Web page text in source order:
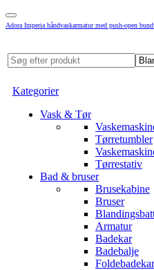
Adora Imperia håndvaskarmatur med push-open
Kategorier
Vask & Tør
Tørretumbler
Tørrestativ
Bad & bruser
Brusekabine
Bruser
Armatur
Badekar
Badebalje
Foldebadekar